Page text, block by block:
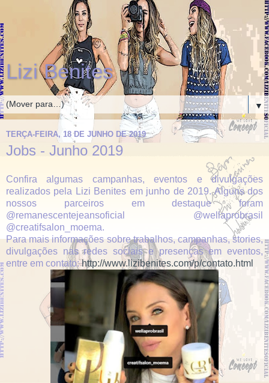
Lizi Benites
▼
TERÇA-FEIRA, 18 DE JUNHO DE 2019
Jobs - Junho 2019
Confira algumas campanhas, eventos e divulgações
realizados pela Lizi Benites em junho de 2019. Alguns dos
nossos parceiros em destaque foram
@remanescentejeansoficial @wellaprobrasil
@creatifsalon_moema.
Para mais informações sobre trabalhos, campanhas, stories,
divulgações nas redes sociais e presenças em eventos,
entre em contato:http://www.lizibenites.com/p/contato.html